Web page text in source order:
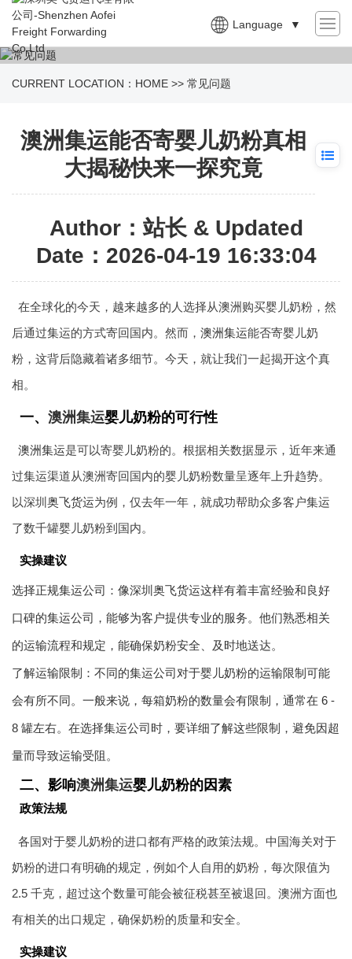
Language ▼
CURRENT LOCATION： HOME >> 常见问题
澳洲集运能否寄婴儿奶粉真相
大揭秘快来一探究竟
Author：站长 & Updated
Date：2026-04-19 16:33:04
在全球化的今天，越来越多的人选择从澳洲购买婴儿奶粉，然
后通过集运的方式寄回国内。然而， 澳洲集运能否寄婴儿奶
粉，这背后隐藏着诸多细节。今天，就让我们一起揭开这个真
相。
一、 澳洲集运婴儿奶粉的可行性
澳洲集运是可以寄婴儿奶粉的。根据相关数据显示，近年来通
过集运渠道从澳洲寄回国内的婴儿奶粉数量呈逐年上升趋势。
以深圳 奥飞货运为例，仅去年一年，就成功帮助众多客户集运
了数千罐婴儿奶粉到国内。
实操建议
选择正规集运公司：像深圳 奥飞货运这样有着丰富经验和良好
口碑的集运公司，能够为客户提供专业的服务。他们熟悉相关
的运输流程和规定，能确保奶粉安全、及时地送达。
了解运输限制：不同的集运公司对于婴儿奶粉的运输限制可能
会有所不同。一般来说，每箱奶粉的数量会有限制，通常在 6 -
8 罐左右。在选择集运公司时，要详细了解这些限制，避免因超
量而导致运输受阻。
二、影响澳洲集运婴儿奶粉的因素
政策法规
各国对于婴儿奶粉的进口都有严格的政策法规。中国海关对于
奶粉的进口有明确的规定，例如个人自用的奶粉，每次限值为
2.5 千克，超过这个数量可能会被征税甚至被退回。澳洲方面也
有相关的出口规定，确保奶粉的质量和安全。
实操建议